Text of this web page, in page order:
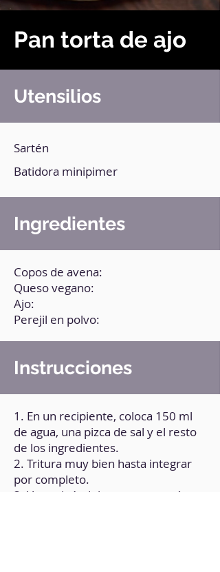
Pan torta de ajo
Utensilios
Sartén
Batidora minipimer
Ingredientes
Copos de avena:
Queso vegano:
Ajo:
Perejil en polvo:
Instrucciones
1. En un recipiente, coloca 150 ml
de agua, una pizca de sal y el resto
de los ingredientes.
2. Tritura muy bien hasta integrar
por completo.
3. Ve cocinándolos en una sartén a